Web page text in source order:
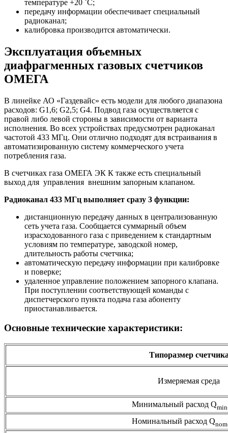
температуре +20 ˚С;
передачу информации обеспечивает специальный
радиоканал;
калибровка производится автоматически.
Эксплуатация объемных
диафрагменных газовых счетчиков
ОМЕГА
В линейке АО «Газдевайс» есть модели для любого диапазона
расходов: G1,6; G2,5; G4. Подвод газа осуществляется с
правой либо левой стороны в зависимости от варианта
исполнения. Во всех устройствах предусмотрен радиоканал
частотой 433 МГц. Они отлично подходят для встраивания в
автоматизированную систему коммерческого учета
потребления газа.
В счетчиках газа ОМЕГА ЭК К также есть специальный
выход для управления внешним запорным клапаном.
Радиоканал 433 МГц выполняет сразу 3 функции:
дистанционную передачу данных в централизованную
сеть учета газа. Сообщается суммарный объем
израсходованного газа с приведением к стандартным
условиям по температуре, заводской номер,
длительность работы счетчика;
автоматическую передачу информации при калибровке
и поверке;
удаленное управление положением запорного клапана.
При поступлении соответствующей команды с
диспетчерского пункта подача газа абоненту
приостанавливается.
Основные технические характеристики:
Типоразмер
Измеряемая среда
Минимальный расход Qmin
Номинальный расход Qnom